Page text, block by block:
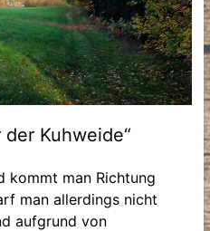
Kuhweide“
kommt man Richtung
man allerdings nicht
aufgrund von